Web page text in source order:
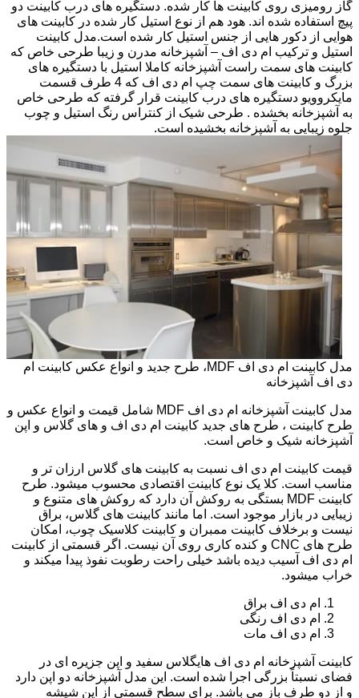
گاز رومیزی روی کابینت ها کار شده. دستگیره های درب کابینت دو
پیچ استفاده شده اند. هود هم از نوع استیل کار شده در کابینت های
هوایی از دکور هایی از جنس استیل کار شده است.مدل کابینت
استیل و ترکیب ام دی اف – آشپزخانه مدرن و زیبا طرحی خاص که
کابینت های سمت راست آشپزخانه کاملا استیل با دستگیره های
بزرگ و کابینت های سمت چپ ام دی اف که 4 طرف قسمت
مایکروویو دستگیره های درب کابینت قرار گرفته که طرحی خاص
به آشپزخانه بخشده . طرحی شیک از کنتراس رنگ استیل و چوب
جلوه زیبایی به آشپزخانه بخشیده است.
مدل کابینت ام دی اف MDF، طرح جدید و انواع عکس کابینت ام
دی اف آشپزخانه
مدل کابینت آشپزخانه ام دی اف MDF شامل قیمت و انواع عکس و
طرح کابینت ، طرح های جدید کابینت ام دی اف و های گلاس و اپن
آشپزخانه شیک و خاص است.
قیمت کابینت ام دی اف نسبت به کابینت های گلاس ارزان تر و
مناسب است. کلا یک نوع کابینت اقتصادی محسوب میشود. طرح
کابینت MDF بستگی به روکش آن دارد که روکش های متنوع و
زیبایی در بازار موجود است. اما مانند کابینت های گلاس، براق
نیست و برخلاف کابینت ممبران و کابینت کلاسیک چوب، امکان
طرح های CNC و کنده کاری روی آن نیست. اگر قسمتی از کابینت
ام دی اف آسیب دیده باشد خیلی راحت رطوبت نفوذ پیدا میکند و
خراب میشود.
ام دی اف براق
ام دی اف رنگی
ام دی اف مات
کابینت آشپزخانه ام دی اف هایگلاس سفید و اپن جزیره ای در
فضای نسبتاً بزرگی اجرا شده است. این مدل آشپزخانه دو اپن دارد
و از دو طرف باز می باشد. برای سطح قسمتی از اپن شیشه